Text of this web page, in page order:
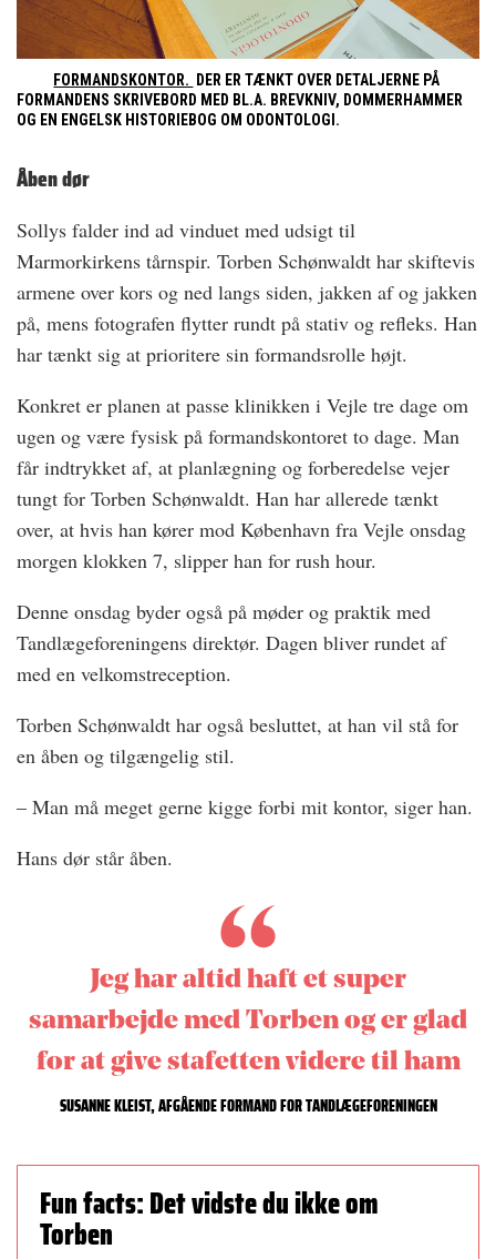
FORMANDSKONTOR. DER ER TÆNKT OVER DETALJERNE PÅ
FORMANDENS SKRIVEBORD MED BL.A. BREVKNIV, DOMMERHAMMER
OG EN ENGELSK HISTORIEBOG OM ODONTOLOGI.
Åben dør
Sollys falder ind ad vinduet med udsigt til
Marmorkirkens tårnspir. Torben Schønwaldt har skiftevis
armene over kors og ned langs siden, jakken af og ­jakken
på, mens fotografen flytter rundt på stativ og refleks. Han
har tænkt sig at prioritere sin formandsrolle højt.
Konkret er planen at passe klinikken i Vejle tre dage om
ugen og være fysisk på formandskontoret to dage. Man
får indtrykket af, at planlægning og forberedelse vejer
tungt for Torben Schønwaldt. Han har allerede tænkt
over, at hvis han kører mod København fra Vejle onsdag
morgen klokken 7, slipper han for rush hour.
Denne onsdag byder også på møder og praktik med
Tandlægeforeningens direktør. Dagen bliver rundet af
med en velkomstreception.
Torben Schønwaldt har også besluttet, at han vil stå for
en åben og tilgængelig stil.
– Man må meget gerne kigge forbi mit kontor, siger han.
Hans dør står åben.
Jeg har altid haft et super
samarbejde med Torben og er glad
for at give stafetten videre til ham
SUSANNE KLEIST, AFGÅENDE FORMAND FOR TANDLÆGEFORENINGEN
Fun facts: Det vidste du ikke om
Torben